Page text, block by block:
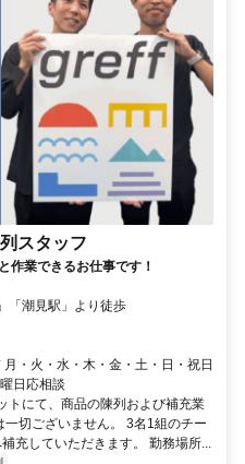
スタッフ
作業できるお仕事です！
駅」「潮見駅」より徒歩
・火・水・木・金・土・日・祝日
日応相談
トにて、商品の陳列および補充業
切ございません。 3名1組のチー
充していただきます。 勤務場所...